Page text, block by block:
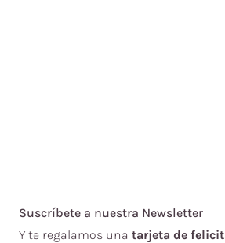
Suscríbete a nuestra Newsletter
Y te regalamos una tarjeta de